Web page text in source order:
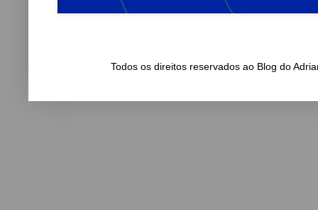
Todos os direitos reservados ao Blog do